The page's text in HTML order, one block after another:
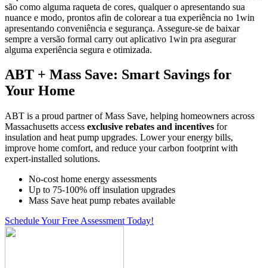
são como alguma raqueta de cores, qualquer o apresentando sua
nuance e modo, prontos afin de colorear a tua experiência no 1win
apresentando conveniência e segurança. Assegure-se de baixar
sempre a versão formal carry out aplicativo 1win pra asegurar
alguma experiência segura e otimizada.
ABT + Mass Save: Smart Savings for
Your Home
ABT is a proud partner of Mass Save, helping homeowners across
Massachusetts access exclusive rebates and incentives for
insulation and heat pump upgrades. Lower your energy bills,
improve home comfort, and reduce your carbon footprint with
expert-installed solutions.
No-cost home energy assessments
Up to 75-100% off insulation upgrades
Mass Save heat pump rebates available
Schedule Your Free Assessment Today!